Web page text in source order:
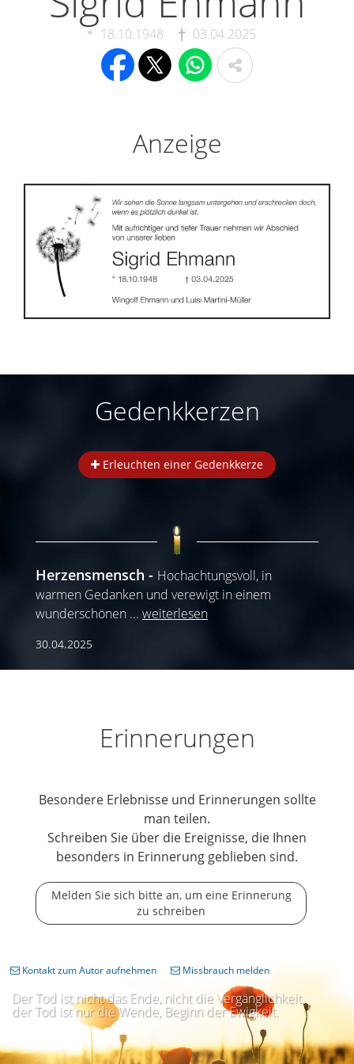
18.10.1948 03.04.2025
Anzeige
Gedenkkerzen
Erleuchten einer Gedenkkerze
Herzensmensch
Hochachtungsvoll, in
warmen Gedanken und verewigt in einem
wunderschönen ... weiterlesen
30.04.2025
Erinnerungen
Besondere Erlebnisse und Erinnerungen sollte
man teilen.
Schreiben Sie über die Ereignisse, die Ihnen
besonders in Erinnerung geblieben sind.
Melden Sie sich bitte an, um eine Erinnerung
zu schreiben
Der Tod ist nicht das Ende, nicht die Vergänglichkeit,
der Tod ist nur die Wende, Beginn der Ewigkeit.
Kontakt zum Autor aufnehmen Missbrauch melden